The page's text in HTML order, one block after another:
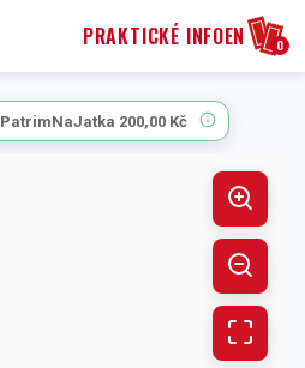
PRAKTICKÉ INFOEN 0
PatrimNaJatka 200,00 Kč